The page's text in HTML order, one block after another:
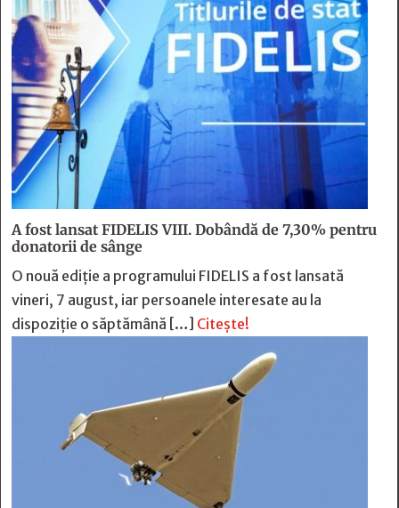
A fost lansat FIDELIS VIII. Dobândă de 7,30% pentru
donatorii de sânge
O nouă ediție a programului FIDELIS a fost lansată
vineri, 7 august, iar persoanele interesate au la
dispoziție o săptămână […] Citește!